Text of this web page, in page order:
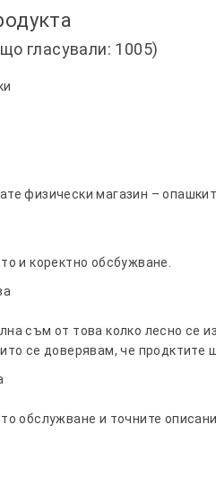
гласували: 1005)
физически магазин –
и коректно обсбужване.
съм от това колко лесно се
се доверявам, че продктите
обслужване и точните